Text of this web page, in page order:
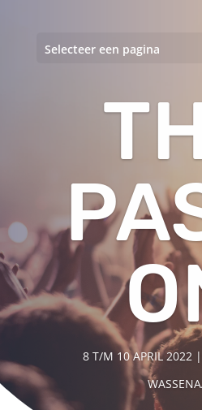
Selecteer een pagina
8 T/M 10 APRIL 2022 |